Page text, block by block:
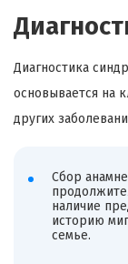
Диагностика
основывается на
других
Сбор
наличие
историю
семье.